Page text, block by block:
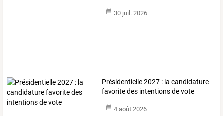
30 juil. 2026
Présidentielle 2027 : la candidature
favorite des intentions de vote
4 août 2026